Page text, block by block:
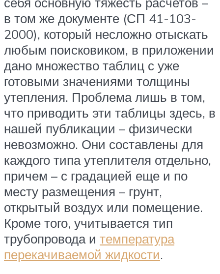
в том же документе (СП 41-103-
2000), который несложно отыскать
любым поисковиком, в приложении
дано множество таблиц с уже
готовыми значениями толщины
утепления. Проблема лишь в том,
что приводить эти таблицы здесь, в
нашей публикации – физически
невозможно. Они составлены для
каждого типа утеплителя отдельно,
причем – с градацией еще и по
месту размещения – грунт,
открытый воздух или помещение.
Кроме того, учитывается тип
трубопровода и температура
перекачиваемой жидкости.